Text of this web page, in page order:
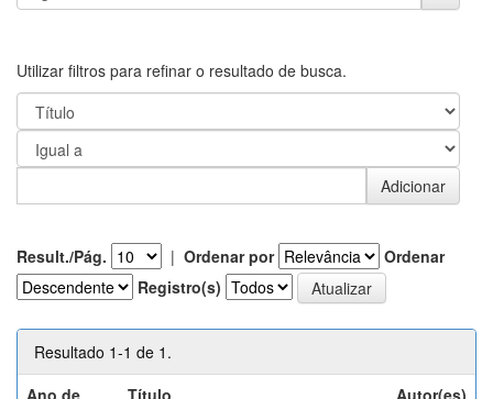
Utilizar filtros para refinar o resultado de busca.
Result./Pág. | Ordenar por
Ordenar
Registro(s)
Resultado 1-1 de 1.
Ano de
Título Autor(es)